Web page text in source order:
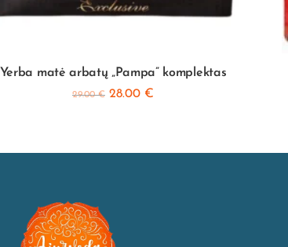
Yerba matė arbatų „Pampa” komplektas
29.00€ 28.00 €